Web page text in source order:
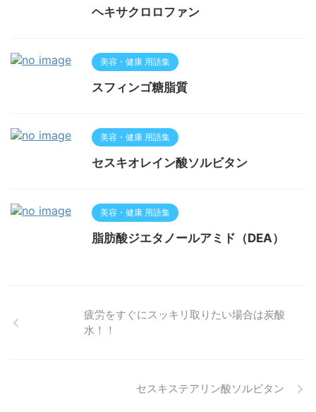
ヘキサクロロファン
美容・健康 用語集
スフィンゴ糖脂質
美容・健康 用語集
セスキオレイン酸ソルビタン
美容・健康 用語集
脂肪酸ジエタノールアミド（DEA）
疲労をすぐにスッキリ取りたい場合は炭酸
水！！
セスキステアリン酸ソルビタン